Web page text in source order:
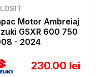
Motor Ambreiaj
GSXR 600 750
- 2024
230.00 lei